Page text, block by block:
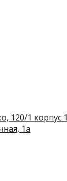
120/1 корпус 1
1а